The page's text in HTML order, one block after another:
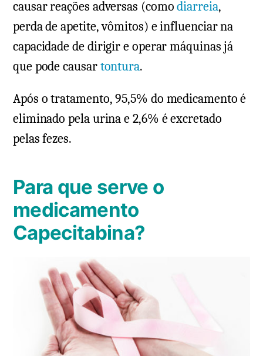
causar reações adversas (comodiarreia,
perda de apetite, vômitos) e influenciar na
capacidade de dirigir e operar máquinas já
que pode causartontura.
Após o tratamento, 95,5% do medicamento é
eliminado pela urina e 2,6% é excretado
pelas fezes.
Para que serve o
medicamento
Capecitabina?